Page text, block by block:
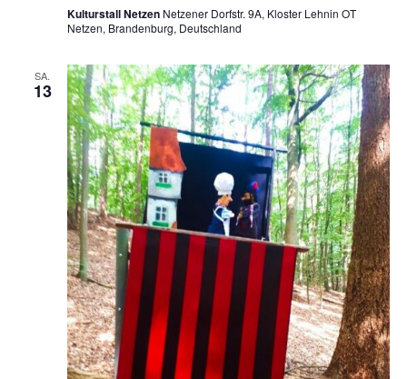
Kulturstall Netzen Netzener Dorfstr. 9A, Kloster Lehnin OT
Netzen, Brandenburg, Deutschland
SA.
13